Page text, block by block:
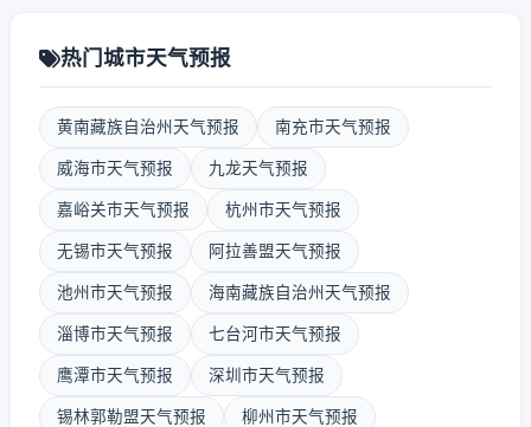
热门城市天气预报
黄南藏族自治州天气预报 南充市天气预报
威海市天气预报 九龙天气预报
嘉峪关市天气预报 杭州市天气预报
无锡市天气预报 阿拉善盟天气预报
池州市天气预报 海南藏族自治州天气预报
淄博市天气预报 七台河市天气预报
鹰潭市天气预报 深圳市天气预报
锡林郭勒盟天气预报 柳州市天气预报